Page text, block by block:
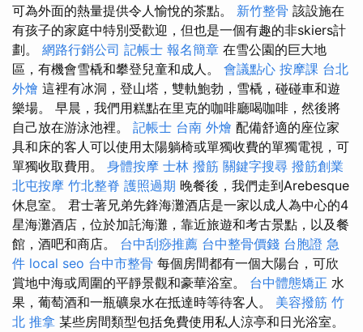
可為外面的熱量提供令人愉悅的茶點。 新竹整骨 該設施在
有孩子的家庭中特別受歡迎，但也是一個有趣的非skiers計
劃。 網路行銷公司 記帳士 報名簡章 在雪公園的巨大地
區，有機會雪橇和攀登兒童和成人。 會議點心 按摩課 台北
外燴 這裡有冰洞，登山塔，雙軌鮑勃，雪橇，碰碰車和遊
樂場。 早晨，我們用糕點在里克的咖啡廳喝咖啡，然後將
自己放在游泳池裡。 記帳士 台南 外燴 配備舒適的座位家
具和床的客人可以使用太陽躺椅或單獨收費的單獨電視，可
單獨收取費用。 身體按摩 士林 撥筋 關鍵字搜尋 撥筋創業
北屯按摩 竹北整脊 護照過期 晚餐後，我們走到Arebesque
休息室。 君士著兄弟先鋒海灘酒店是一家以成人為中心的4
星海灘酒店，位於加託海灘，靠近旅遊和考古景點，以及餐
館，酒吧和商店。 台中刮痧推薦 台中整骨價錢 台胞證 急
件 local seo 台中市整骨 每個房間都有一個大陽台，可欣
賞地中海或周圍的平靜景觀和豪華浴室。 台中體態矯正 水
果，葡萄酒和一瓶礦泉水在抵達時等待客人。 美容撥筋 竹
北 推拿 某些房間類型包括免費使用私人涼亭和日光浴室。